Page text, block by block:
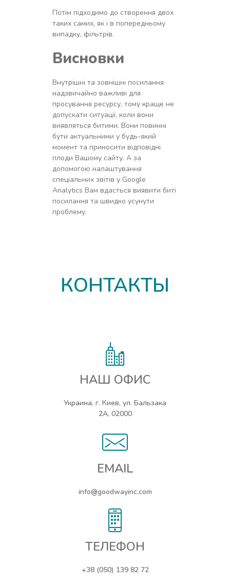
Потім підходимо до створення двох
таких самих, як і в попередньому
випадку, фільтрів.
Висновки
Внутрішні та зовнішні посилання
надзвичайно важливі для
просування ресурсу, тому краще не
допускати ситуації, коли вони
виявляться битими. Вони повинні
бути актуальними у будь-який
момент та приносити відповідні
плоди Вашому сайту. А за
допомогою налаштування
спеціальних звітів у Google
Analytics Вам вдасться виявити биті
посилання та швидко усунути
проблему.
КОНТАКТЫ
НАШ ОФИС
Украина, г. Киев, ул. Бальзака
2А, 02000
EMAIL
info@goodwayinc.com
ТЕЛЕФОН
+38 (050) 139 82 72